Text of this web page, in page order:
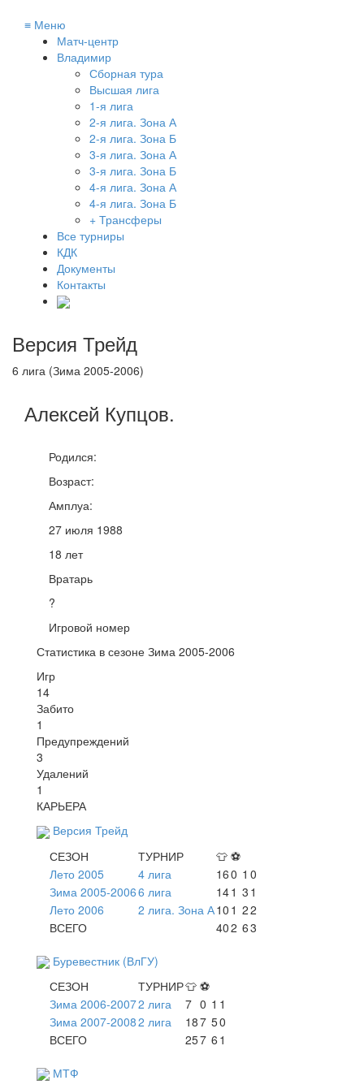
≡ Меню
Матч-центр
Владимир
Сборная тура
Высшая лига
1-я лига
2-я лига. Зона А
2-я лига. Зона Б
3-я лига. Зона А
3-я лига. Зона Б
4-я лига. Зона А
4-я лига. Зона Б
+ Трансферы
Все турниры
КДК
Документы
Контакты
Версия Трейд
6 лига (Зима 2005-2006)
Алексей Купцов.
Родился:
Возраст:
Амплуа:
27 июля 1988
18 лет
Вратарь
?
Игровой номер
Статистика в сезоне Зима 2005-2006
Игр
14
Забито
1
Предупреждений
3
Удалений
1
КАРЬЕРА
Версия Трейд
СЕЗОН
ТУРНИР 👕 ⚽
Лето 2005
4 лига 160 1 0
Зима 2005-20066 лига 141 3 1
Лето 2006
2 лига. Зона А10 1 22
ВСЕГО
402 63
Буревестник (ВлГУ)
СЕЗОН
ТУРНИР👕 ⚽
Зима 2006-20072 лига 7 0 1 1
Зима 2007-20082 лига 187 50
ВСЕГО
257 6 1
МТФ